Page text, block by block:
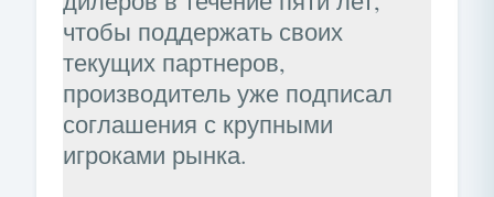
чтобы поддержать своих
текущих партнеров,
производитель уже подписал
соглашения с крупными
игроками рынка.